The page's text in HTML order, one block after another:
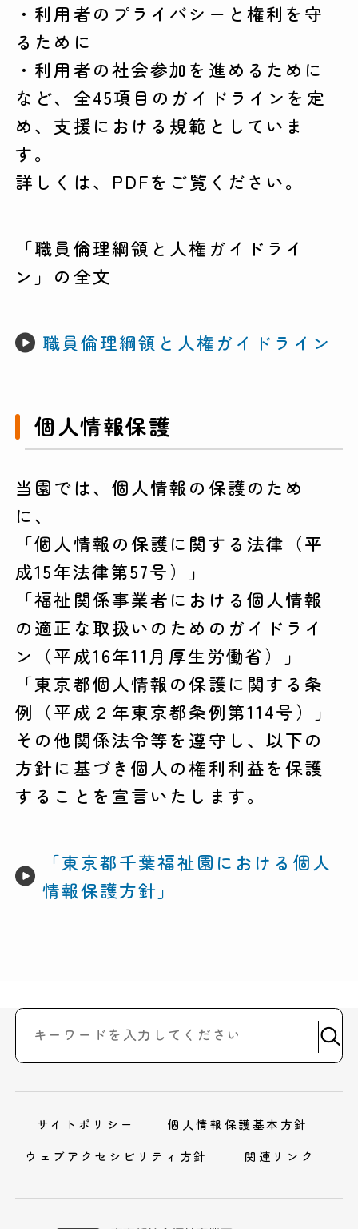
・利用者のプライバシーと権利を守
るために
・利用者の社会参加を進めるために
など、全45項目のガイドラインを定
め、支援における規範としていま
す。
詳しくは、PDFをご覧ください。
「職員倫理綱領と人権ガイドライ
ン」の全文
職員倫理綱領と人権ガイドライン
個人情報保護
当園では、個人情報の保護のため
に、
「個人情報の保護に関する法律（平
成15年法律第57号）」
「福祉関係事業者における個人情報
の適正な取扱いのためのガイドライ
ン（平成16年11月厚生労働省）」
「東京都個人情報の保護に関する条
例（平成２年東京都条例第114号）」
その他関係法令等を遵守し、以下の
方針に基づき個人の権利利益を保護
することを宣言いたします。
「東京都千葉福祉園における個人
情報保護方針」
サイトポリシー
個人情報保護基本方針
ウェブアクセシビリティ方針
関連リンク